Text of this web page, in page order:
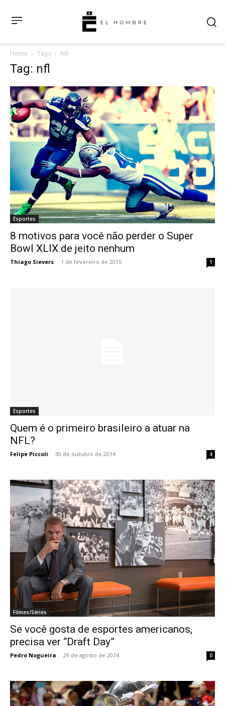
Home Tags Nfl
Tag: nfl
Esportes
8 motivos para você não perder o Super
Bowl XLIX de jeito nenhum
Thiago Sievers - 1 de fevereiro de 2015 1
Esportes
Quem é o primeiro brasileiro a atuar na
NFL?
Felipe Piccoli - 30 de outubro de 2014 4
Filmes/Séries
Se você gosta de esportes americanos,
precisa ver “Draft Day”
Pedro Nogueira - 29 de agosto de 2014 0